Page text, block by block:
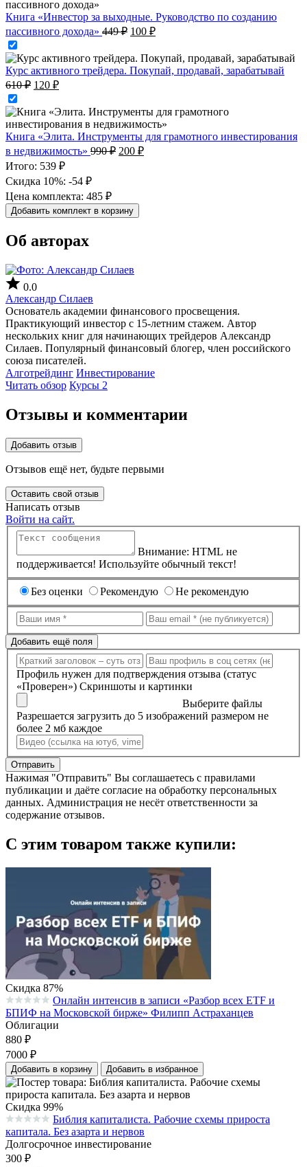
Книга «Инвестор за выходные. Руководство по созданию
пассивного дохода» 449₽ Первоначальная
составляла
449 ₽.
100 ₽Текущая
100 ₽.
Курс активного трейдера. Покупай, продавай, зарабатывай
610₽ Первоначальная
составляла
610 ₽.
120 ₽Текущая
120 ₽.
Книга «Элита. Инструменты для грамотного инвестирования
в недвижимость» 990₽ Первоначальная
200 ₽Текущая
Итого: 539 ₽
Скидка 10%: -54 ₽
Цена комплекта: 485 ₽
Добавить комплект в корзину
Об авторах
0.0
Александр Силаев
Основатель академии финансового просвещения.
Практикующий инвестор с 15-летним стажем. Автор
нескольких книг для начинающих трейдеров Александр
Силаев. Популярный финансовый блогер, член российского
союза писателей.
Алготрейдинг Инвестирование
Читать обзор Курсы 2
Отзывы и комментарии
Добавить отзыв
Отзывов ещё нет, будьте первыми
Оставить свой отзыв
Написать отзыв
Войти на сайт.
Внимание: HTML не
поддерживается! Используйте обычный текст!
Без оценки Рекомендую Не рекомендую
Добавить ещё поля
Профиль нужен для подтверждения отзыва (статус
«Проверен») Скриншоты и картинки
Выберите файлы
Разрешается загрузить до 5 изображений размером не
более 2 мб каждое
Отправить
Нажимая "Отправить" Вы соглашаетесь с правилами
публикации и даёте согласие на обработку персональных
данных. Администрация не несёт ответственности за
содержание отзывов.
С этим товаром также купили:
Скидка 87%
Средняя оценка 0.0 из 5 на основании 0 голосов
Онлайн интенсив в записи «Разбор всех ETF и
БПИФ на Московской бирже» Филипп Астраханцев
Облигации
880 ₽
7000 ₽
Добавить в корзину Добавить в избранное
Скидка 99%
Средняя оценка 0.0 из 5 на основании 0 голосов
Библия капиталиста. Рабочие схемы прироста
капитала. Без азарта и нервов
Долгосрочное инвестирование
300 ₽